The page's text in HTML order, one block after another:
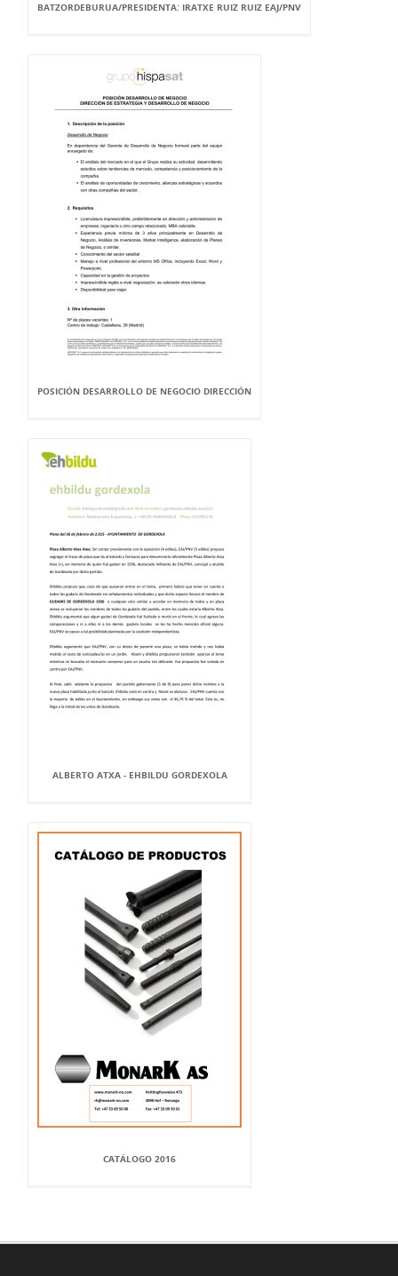
BATZORDEBURUA/PRESIDENTA: IRATXE RUIZ RUIZ EAJ/PNV
POSICIÓN DESARROLLO DE NEGOCIO DIRECCIÓN
ALBERTO ATXA - EHBILDU GORDEXOLA
CATÁLOGO 2016